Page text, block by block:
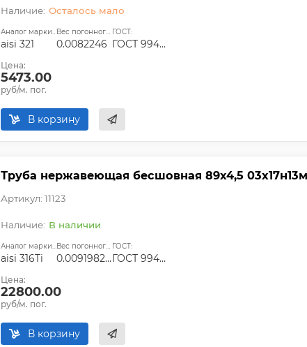
Осталось мало
Аналог марки стали:
aisi 321
Вес погонного метра, т.:
0.0082246
ГОСТ:
ГОСТ 9940-81, ГОСТ 9941-81, ГОСТ 24030-80, ГОСТ 10498-82
Цена:
5473.00
руб/м. пог.
В корзину
Труба нержавеющая бесшовная 89х4,5
Артикул: 11123
В наличии
Аналог марки стали:
aisi 316Ti
Вес погонного метра, т.:
0.0091982475
ГОСТ:
ГОСТ 9940-81, ГОСТ 9941-81, ГОСТ 24030-80, ГОСТ 10498-82
Цена:
22800.00
руб/м. пог.
В корзину